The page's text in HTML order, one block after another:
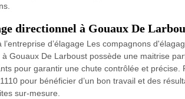
directionnel à Gouaux De
l’entreprise d’élagage Les compagnons
à Gouaux De Larboust possède une maitrise
pour garantir une chute contrôlée et précise.
pour bénéficier d’un bon travail et des
sur-mesure.